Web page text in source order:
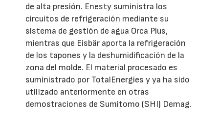
de alta presión. Enesty suministra los
circuitos de refrigeración mediante su
sistema de gestión de agua Orca Plus,
mientras que Eisbär aporta la refrigeración
de los tapones y la deshumidificación de la
zona del molde. El material procesado es
suministrado por TotalEnergies y ya ha sido
utilizado anteriormente en otras
demostraciones de Sumitomo (SHI) Demag.